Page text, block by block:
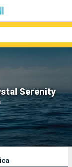
Serenity
Compañías